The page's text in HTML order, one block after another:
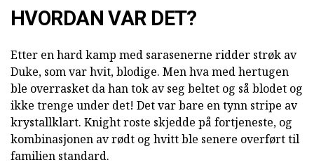
HVORDAN VAR DET?
Etter en hard kamp med sarasenerne ridder strøk av
Duke, som var hvit, blodige. Men hva med hertugen
ble overrasket da han tok av seg beltet og så blodet og
ikke trenge under det! Det var bare en tynn stripe av
krystallklart. Knight roste skjedde på fortjeneste, og
kombinasjonen av rødt og hvitt ble senere overført til
familien standard.